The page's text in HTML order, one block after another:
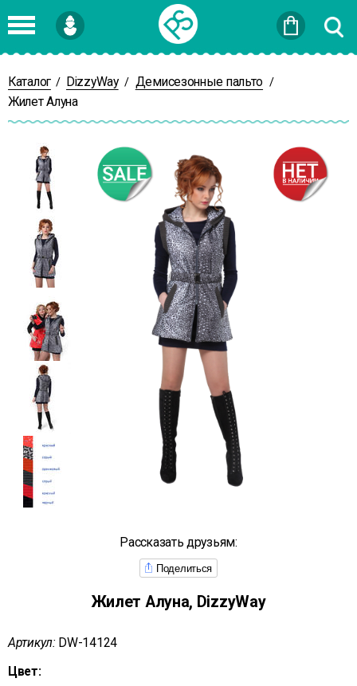
Войти
Каталог / DizzyWay / Демисезонные пальто /
Жилет Алуна
Рассказать друзьям:
Поделиться
Жилет Алуна, DizzyWay
Артикул: DW-14124
Цвет: